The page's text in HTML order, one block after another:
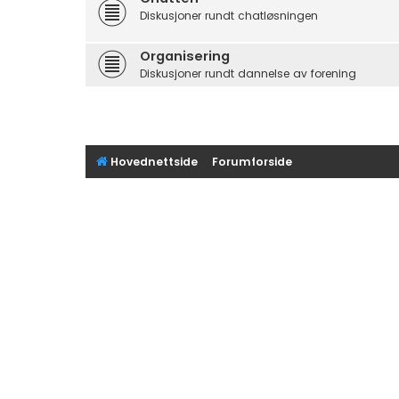
Diskusjoner rundt chatløsningen
Organisering
Diskusjoner rundt dannelse av forening
Hovednettside Forumforside